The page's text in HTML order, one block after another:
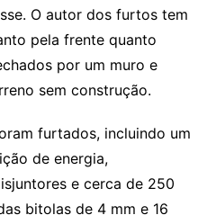
O autor dos furtos tem
pela frente quanto
por um muro e
sem construção.
furtados, incluindo um
de energia,
e cerca de 250
bitolas de 4 mm e 16